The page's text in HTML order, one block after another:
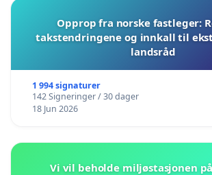
Opprop fra norske fastleger:
takstendringene og innkall til
landsråd
1 994 signaturer
142 Signeringer / 30 dager
18 Jun 2026
Vi vil beholde miljøstasjonen